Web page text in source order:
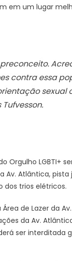
em um lugar
contra essa
sexual
Orgulho LGBTI+
Atlântica,
dos trios elétricos.
de Lazer da
da Av.
ser